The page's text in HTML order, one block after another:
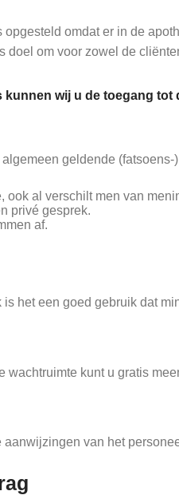
opgesteld omdat er in de
doel om voor zowel de
wij u de toegang tot
geldende
ook al verschilt men van
privé gesprek.
af.
het een goed gebruik dat
wachtruimte kunt u gratis
aanwijzingen van het